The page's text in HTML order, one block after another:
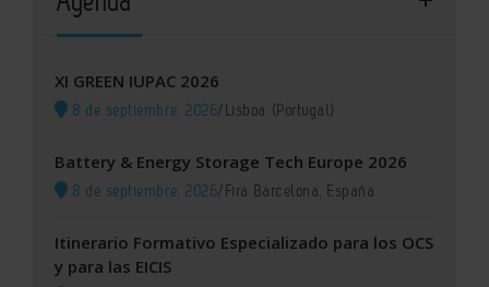
XI GREEN IUPAC 2026
8 de septiembre, 2026/Lisboa (Portugal)
Battery & Energy Storage Tech Europe 2026
8 de septiembre, 2026/Fira Barcelona, España
Itinerario Formativo Especializado para los OCS
y para las EICIS